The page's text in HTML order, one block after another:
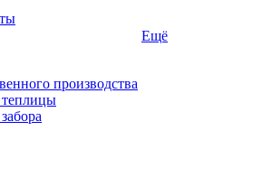
производства
теплицы
Ещё